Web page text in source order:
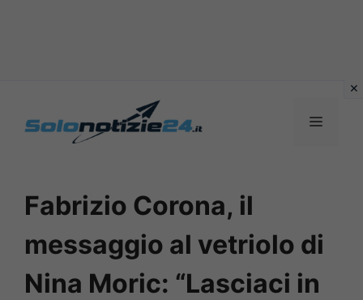
MENU
Fabrizio Corona, il
messaggio al vetriolo di
Nina Moric: “Lasciaci in